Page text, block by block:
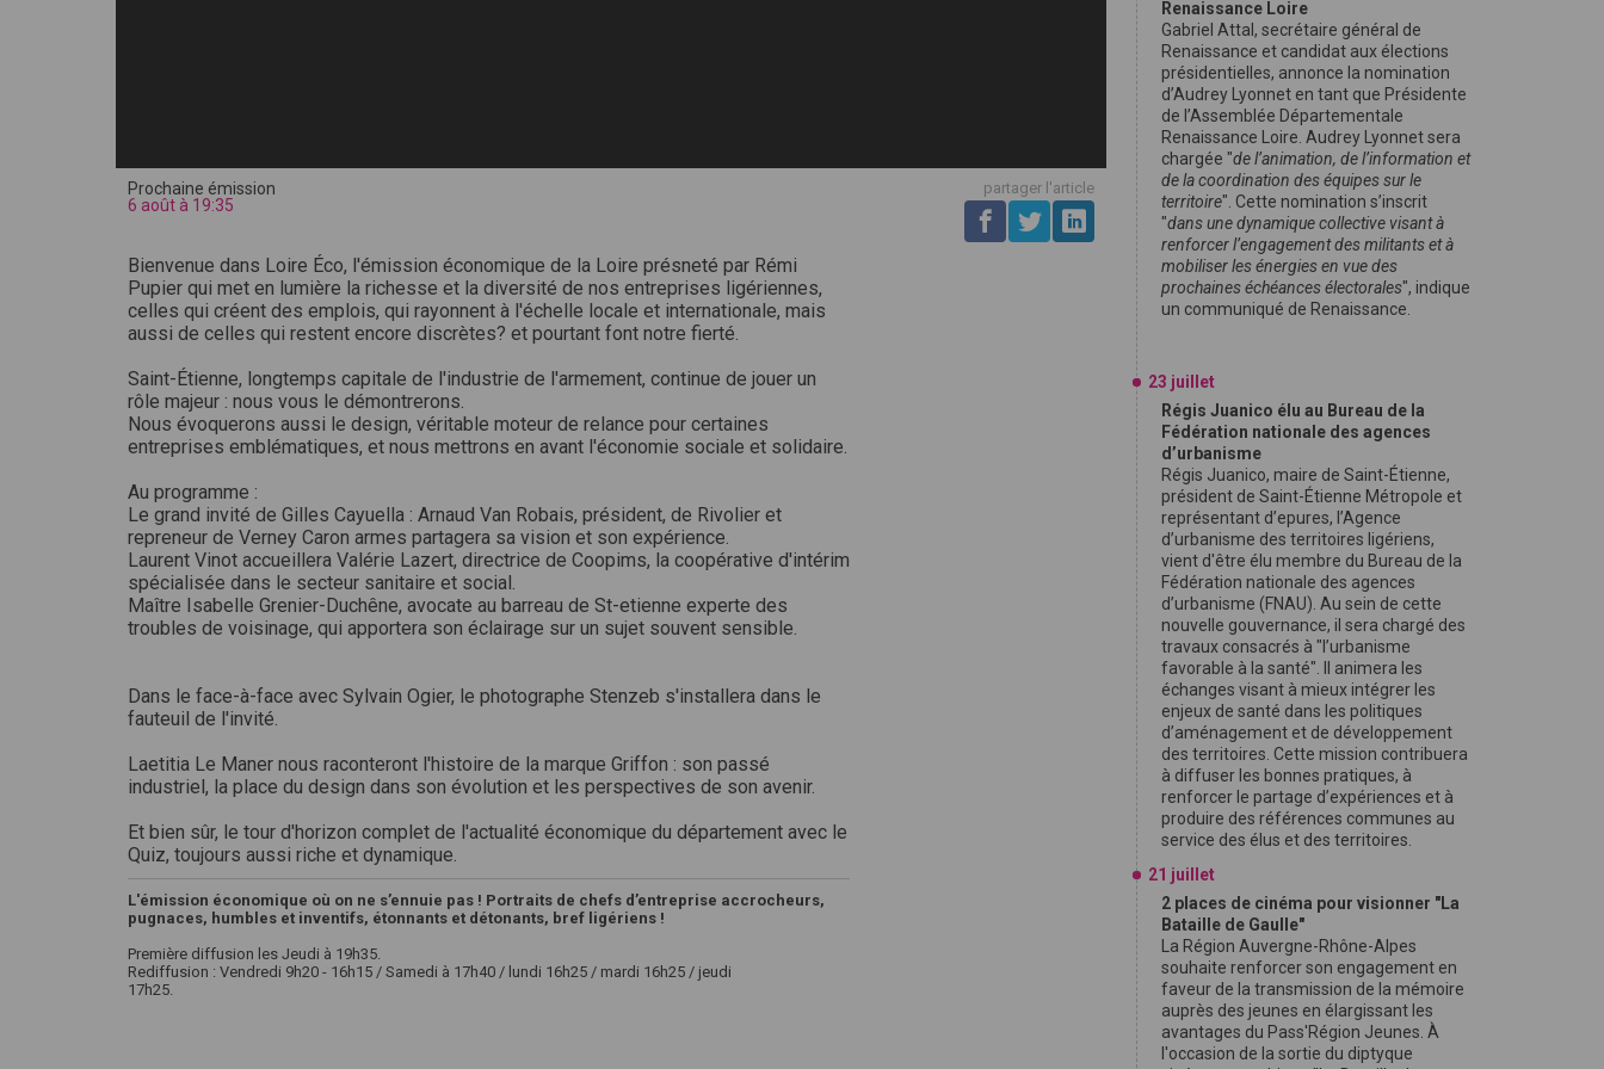
Prochaine émission
6 août à 19:35
partager l'article
Bienvenue dans Loire Éco, l'émission économique de la Loire présneté par Rémi
Pupier qui met en lumière la richesse et la diversité de nos entreprises ligériennes,
celles qui créent des emplois, qui rayonnent à l'échelle locale et internationale, mais
aussi de celles qui restent encore discrètes? et pourtant font notre fierté.
Saint-Étienne, longtemps capitale de l'industrie de l'armement, continue de jouer un
rôle majeur : nous vous le démontrerons.
Nous évoquerons aussi le design, véritable moteur de relance pour certaines
entreprises emblématiques, et nous mettrons en avant l'économie sociale et solidaire.
Au programme :
Le grand invité de Gilles Cayuella : Arnaud Van Robais, président, de Rivolier et
repreneur de Verney Caron armes partagera sa vision et son expérience.
Laurent Vinot accueillera Valérie Lazert, directrice de Coopims, la coopérative d'intérim
spécialisée dans le secteur sanitaire et social.
Maître Isabelle Grenier-Duchêne, avocate au barreau de St-etienne experte des
troubles de voisinage, qui apportera son éclairage sur un sujet souvent sensible.
Dans le face-à-face avec Sylvain Ogier, le photographe Stenzeb s'installera dans le
fauteuil de l'invité.
Laetitia Le Maner nous raconteront l'histoire de la marque Griffon : son passé
industriel, la place du design dans son évolution et les perspectives de son avenir.
Et bien sûr, le tour d'horizon complet de l'actualité économique du département avec le
Quiz, toujours aussi riche et dynamique.
L'émission économique où on ne s’ennuie pas ! Portraits de chefs d’entreprise accrocheurs,
pugnaces, humbles et inventifs, étonnants et détonants, bref ligériens !
Première diffusion les Jeudi à 19h35.
Rediffusion : Vendredi 9h20 - 16h15 / Samedi à 17h40 / lundi 16h25 / mardi 16h25 / jeudi
17h25.
Renaissance Loire
Gabriel Attal, secrétaire général de
Renaissance et candidat aux élections
présidentielles, annonce la nomination
d’Audrey Lyonnet en tant que Présidente
de l’Assemblée Départementale
Renaissance Loire. Audrey Lyonnet sera
chargée "de l’animation, de l’information et
de la coordination des équipes sur le
territoire". Cette nomination s’inscrit
"dans une dynamique collective visant à
renforcer l’engagement des militants et à
mobiliser les énergies en vue des
prochaines échéances électorales", indique
un communiqué de Renaissance.
23 juillet
Régis Juanico élu au Bureau de la
Fédération nationale des agences
d’urbanisme
Régis Juanico, maire de Saint-Étienne,
président de Saint-Étienne Métropole et
représentant d’epures, l’Agence
d’urbanisme des territoires ligériens,
vient d'être élu membre du Bureau de la
Fédération nationale des agences
d’urbanisme (FNAU). Au sein de cette
nouvelle gouvernance, il sera chargé des
travaux consacrés à "l’urbanisme
favorable à la santé". Il animera les
échanges visant à mieux intégrer les
enjeux de santé dans les politiques
d’aménagement et de développement
des territoires. Cette mission contribuera
à diffuser les bonnes pratiques, à
renforcer le partage d’expériences et à
produire des références communes au
service des élus et des territoires.
21 juillet
2 places de cinéma pour visionner "La
Bataille de Gaulle"
La Région Auvergne-Rhône-Alpes
souhaite renforcer son engagement en
faveur de la transmission de la mémoire
auprès des jeunes en élargissant les
avantages du Pass'Région Jeunes. À
l'occasion de la sortie du diptyque